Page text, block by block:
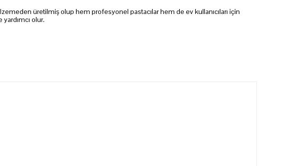
üretilmiş olup hem profesyonel pastacılar hem de ev kullanıcıları için
olur.